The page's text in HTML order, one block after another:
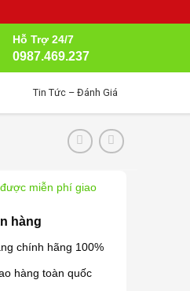
Hỗ Trợ 24/7
0987.469.237
Tin Tức – Đánh Giá
miễn phí giao
hàng
chính hãng 100%
hàng toàn quốc